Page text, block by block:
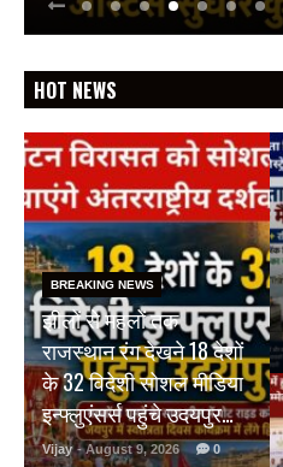
HOT NEWS
BREAKING NEWS
झीलों से महलों तक
राजस्थान रंग देखने 18 देशों
के 32 विदेशी सोशल मीडिया
इन्फ्लुएंसर्स पहुंचे उदयपुर…
Vijay - August 9, 2026 0